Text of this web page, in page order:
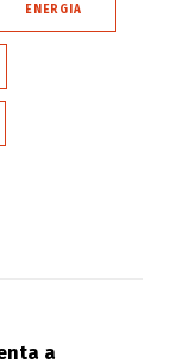
ENERGIA
a